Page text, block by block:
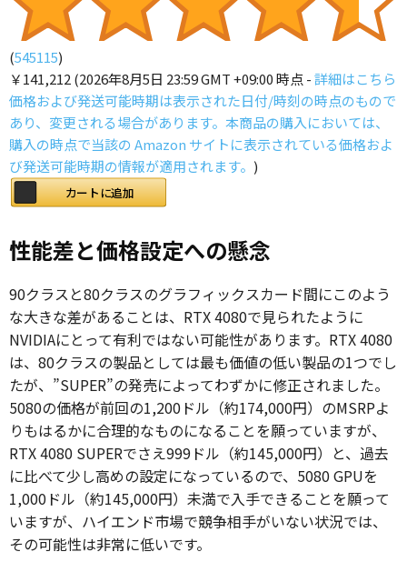
(545115)
￥141,212 (2026年8月5日 23:59 GMT +09:00 時点 -詳細はこちら
価格および発送可能時期は表示された日付/時刻の時点のもので
あり、変更される場合があります。本商品の購入においては、
購入の時点で当該の Amazon サイトに表示されている価格およ
び発送可能時期の情報が適用されます。 )
カートに追加
性能差と価格設定への懸念
90クラスと80クラスのグラフィックスカード間にこのよう
な大きな差があることは、RTX 4080で見られたように
NVIDIAにとって有利ではない可能性があります。RTX 4080
は、80クラスの製品としては最も価値の低い製品の1つでし
たが、”SUPER”の発売によってわずかに修正されました。
5080の価格が前回の1,200ドル（約174,000円）のMSRPよ
りもはるかに合理的なものになることを願っていますが、
RTX 4080 SUPERでさえ999ドル（約145,000円）と、過去
に比べて少し高めの設定になっているので、5080 GPUを
1,000ドル（約145,000円）未満で入手できることを願って
いますが、ハイエンド市場で競争相手がいない状況では、
その可能性は非常に低いです。